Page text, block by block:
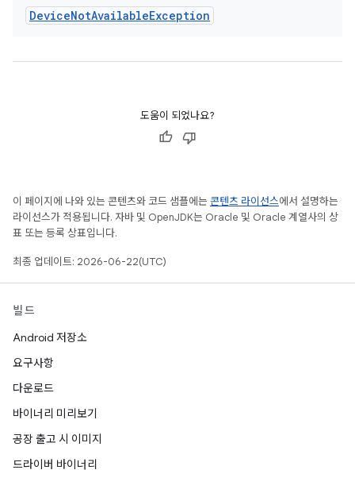
DeviceNotAvailableException
도움이 되었나요?
이 페이지에 나와 있는 콘텐츠와 코드 샘플에는 콘텐츠 라이선스에서 설명하는
라이선스가 적용됩니다. 자바 및 OpenJDK는 Oracle 및 Oracle 계열사의 상
표 또는 등록 상표입니다.
최종 업데이트: 2026-06-22(UTC)
빌드
Android 저장소
요구사항
다운로드
바이너리 미리보기
공장 출고 시 이미지
드라이버 바이너리